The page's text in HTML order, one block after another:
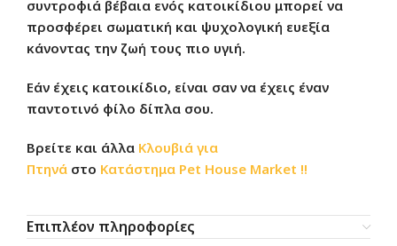
συντροφιά βέβαια ενός κατοικίδιου μπορεί να
προσφέρει σωματική και ψυχολογική ευεξία
κάνοντας την ζωή τους πιο υγιή.
Εάν έχεις κατοικίδιο, είναι σαν να έχεις έναν
παντοτινό φίλο δίπλα σου.
Βρείτε και άλλα Κλουβιά για
Πτηνά στο Κατάστημα Pet House Market !!
Επιπλέον πληροφορίες